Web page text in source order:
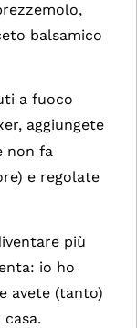
balsamico
a fuoco
aggiungete
non fa
e regolate
più
io ho
avete (tanto)